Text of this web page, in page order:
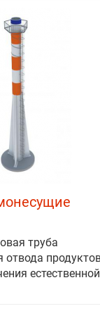
труба
отвода